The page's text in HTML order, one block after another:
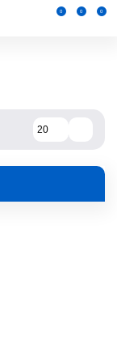
0 0 0
20